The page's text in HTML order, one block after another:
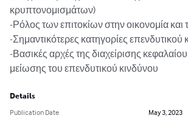
κρυπτονομισμάτων)
-Ρόλος των επιτοκίων στην οικονομία και
-Σημαντικότερες κατηγορίες επενδυτικού
-Βασικές αρχές της διαχείρισης κεφαλαίου
μείωσης του επενδυτικού κινδύνου
Details
Publication Date
May 3, 2023